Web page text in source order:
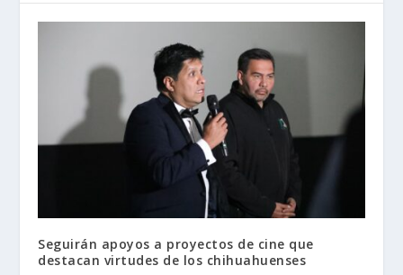
Seguirán apoyos a proyectos de cine que
destacan virtudes de los chihuahuenses